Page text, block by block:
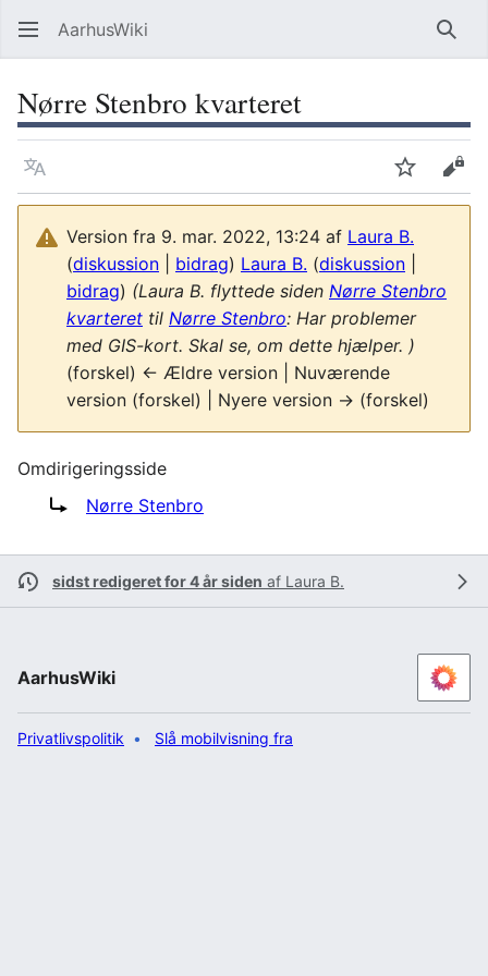
AarhusWiki Søg
Nørre Stenbro kvarteret
Sprog OvervågVis
Version fra 9. mar. 2022, 13:24 af Laura B.
(diskussion bidrag) Laura B. (diskussion
bidrag) (Laura B. flyttede siden Nørre Stenbro
kvarteret til Nørre Stenbro: Har problemer
med GIS-kort. Skal se, om dette hjælper. )
(forskel) ← Ældre version | Nuværende
version (forskel) | Nyere version → (forskel)
Omdirigeringsside
Omdiriger til:Nørre Stenbro
sidst redigeret for 4 år siden af Laura B.
AarhusWiki
Privatlivspolitik Slå mobilvisning fra